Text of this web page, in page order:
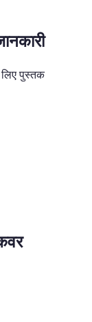
लिए पुस्तक